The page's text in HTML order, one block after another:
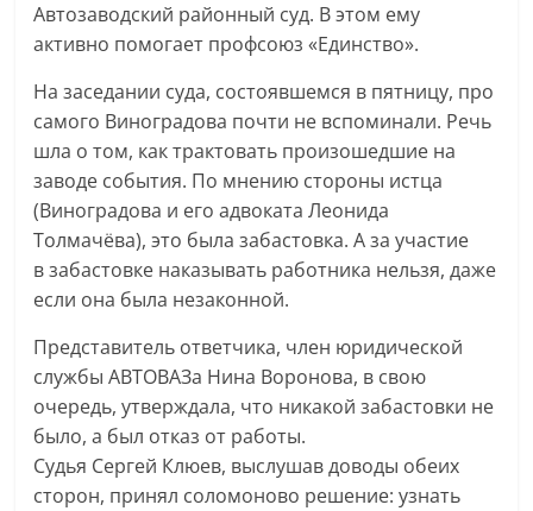
Автозаводский районный суд. В этом ему
активно помогает профсоюз «Единство».
На заседании суда, состоявшемся в пятницу, про
самого Виноградова почти не вспоминали. Речь
шла о том, как трактовать произошедшие на
заводе события. По мнению стороны истца
(Виноградова и его адвоката Леонида
Толмачёва), это была забастовка. А за участие
в забастовке наказывать работника нельзя, даже
если она была незаконной.
Представитель ответчика, член юридической
службы АВТОВАЗа Нина Воронова, в свою
очередь, утверждала, что никакой забастовки не
было, а был отказ от работы.
Судья Сергей Клюев, выслушав доводы обеих
сторон, принял соломоново решение: узнать